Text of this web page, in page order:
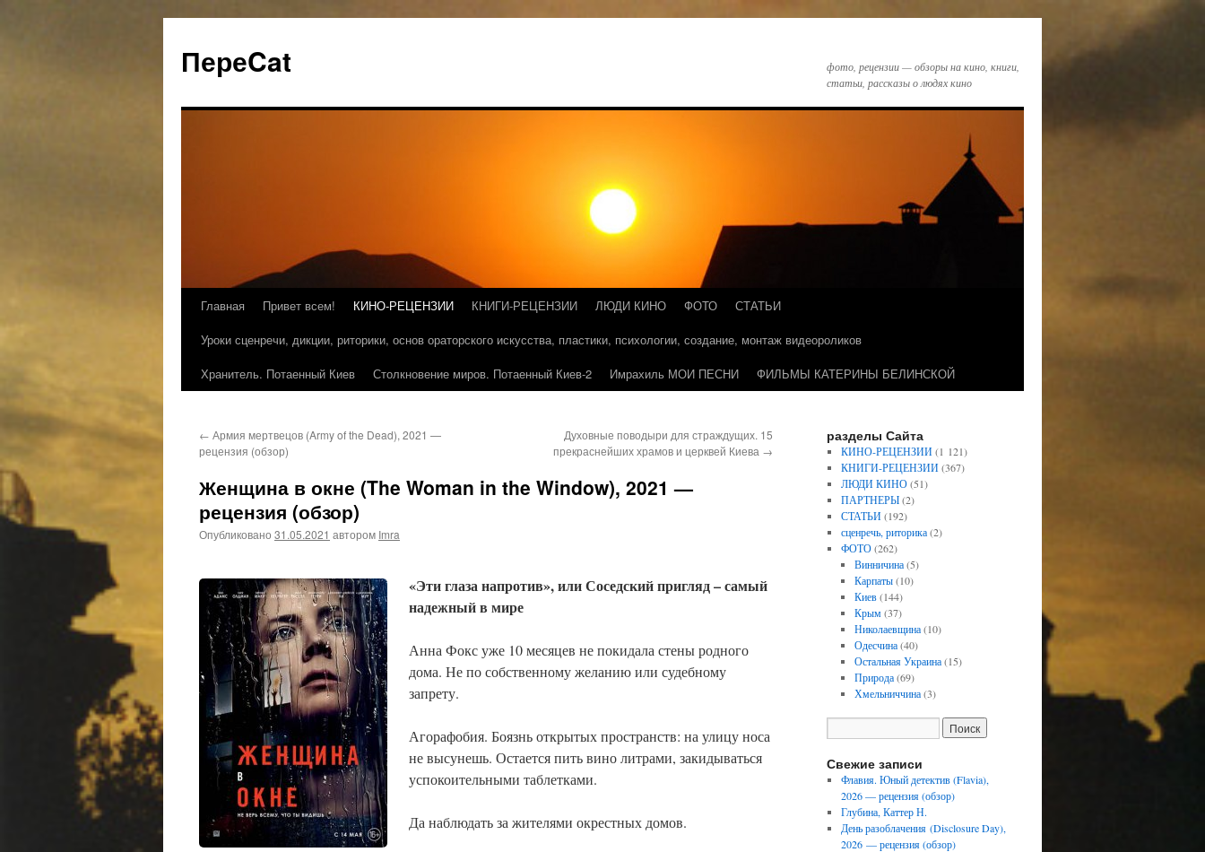
ПереCat
фото, рецензии — обзоры на кино, книги,
статьи, рассказы о людях кино
Главная Привет всем! КИНО-РЕЦЕНЗИИ КНИГИ-РЕЦЕНЗИИ ЛЮДИ КИНО ФОТО
СТАТЬИ
Уроки сценречи, дикции, риторики, основ ораторского искусства, пластики, психологии, создание, монтаж видеороликов
Хранитель. Потаенный Киев
Столкновение миров. Потаенный Киев-2 Имрахиль МОИ ПЕСНИ ФИЛЬМЫ КАТЕРИНЫ БЕЛИНСКОЙ
← Армия мертвецов (Army of the Dead), 2021 —
рецензия (обзор)
Духовные поводыри для страждущих. 15
прекраснейших храмов и церквей Киева →
Женщина в окне (The Woman in the Window), 2021 —
рецензия (обзор)
Опубликовано 31.05.2021 автором Imra
«Эти глаза напротив», или Соседский пригляд – самый
надежный в мире
Анна Фокс уже 10 месяцев не покидала стены родного
дома. Не по собственному желанию или судебному
запрету.
Агорафобия. Боязнь открытых пространств: на улицу носа
не высунешь. Остается пить вино литрами, закидываться
успокоительными таблетками.
Да наблюдать за жителями окрестных домов.
разделы Сайта
КИНО-РЕЦЕНЗИИ(1 121)
КНИГИ-РЕЦЕНЗИИ(367)
ЛЮДИ КИНО(51)
ПАРТНЕРЫ(2)
СТАТЬИ(192)
сценречь, риторика(2)
ФОТО(262)
Винничина(5)
Карпаты(10)
Киев(144)
Крым(37)
Николаевщина(10)
Одесчина(40)
Остальная Украина(15)
Природа(69)
Хмельниччина(3)
Свежие записи
Флавия. Юный детектив (Flavia),
2026 — рецензия (обзор)
Глубина, Каттер Н.
День разоблачения (Disclosure Day),
2026 — рецензия (обзор)